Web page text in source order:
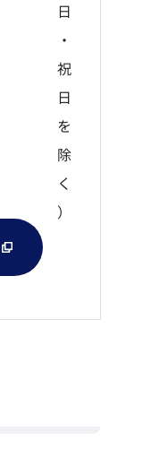
日
・
祝
日
を
除
く
）